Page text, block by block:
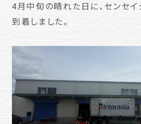
4月中旬の晴れた日に、センセイ
到着しました。